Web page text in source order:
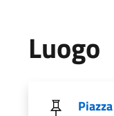
Luogo